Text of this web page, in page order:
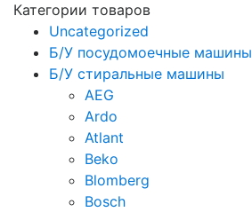
Категории товаров
Uncategorized
Б/У посудомоечные машины
Б/У стиральные машины
AEG
Ardo
Atlant
Beko
Blomberg
Bosch